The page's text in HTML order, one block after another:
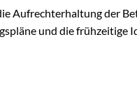
Aufrechterhaltung der
und die frühzeitige